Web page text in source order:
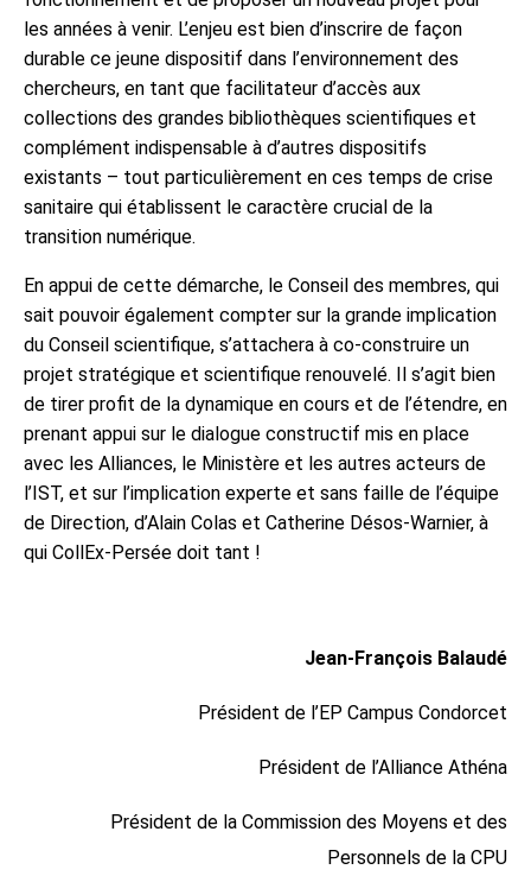
les années à venir. L’enjeu est bien d’inscrire de façon
durable ce jeune dispositif dans l’environnement des
chercheurs, en tant que facilitateur d’accès aux
collections des grandes bibliothèques scientifiques et
complément indispensable à d’autres dispositifs
existants – tout particulièrement en ces temps de crise
sanitaire qui établissent le caractère crucial de la
transition numérique.
En appui de cette démarche, le Conseil des membres, qui
sait pouvoir également compter sur la grande implication
du Conseil scientifique, s’attachera à co-construire un
projet stratégique et scientifique renouvelé. Il s’agit bien
de tirer profit de la dynamique en cours et de l’étendre, en
prenant appui sur le dialogue constructif mis en place
avec les Alliances, le Ministère et les autres acteurs de
l’IST, et sur l’implication experte et sans faille de l’équipe
de Direction, d’Alain Colas et Catherine Désos-Warnier, à
qui CollEx-Persée doit tant !
Jean-François Balaudé
Président de l’EP Campus Condorcet
Président de l’Alliance Athéna
Président de la Commission des Moyens et des
Personnels de la CPU